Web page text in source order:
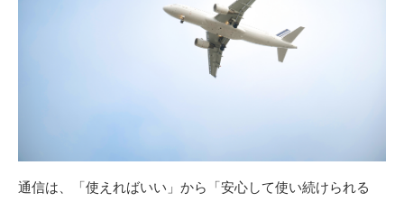
通信は、「使えればいい」から「安心して使い続けられる